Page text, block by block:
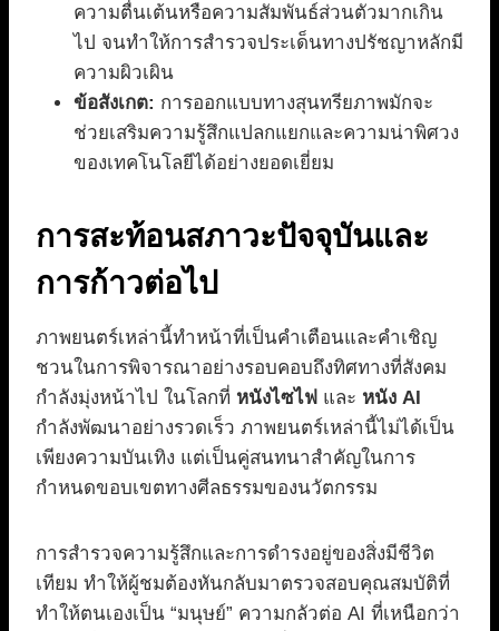
ความตื่นเต้นหรือความสัมพันธ์ส่วนตัวมากเกิน
ไป จนทำให้การสำรวจประเด็นทางปรัชญาหลักมี
ความผิวเผิน
ข้อสังเกต: การออกแบบทางสุนทรียภาพมักจะ
ช่วยเสริมความรู้สึกแปลกแยกและความน่าพิศวง
ของเทคโนโลยีได้อย่างยอดเยี่ยม
การสะท้อนสภาวะปัจจุบันและ
การก้าวต่อไป
ภาพยนตร์เหล่านี้ทำหน้าที่เป็นคำเตือนและคำเชิญ
ชวนในการพิจารณาอย่างรอบคอบถึงทิศทางที่สังคม
กำลังมุ่งหน้าไป ในโลกที่ หนังไซไฟ และ หนัง AI
กำลังพัฒนาอย่างรวดเร็ว ภาพยนตร์เหล่านี้ไม่ได้เป็น
เพียงความบันเทิง แต่เป็นคู่สนทนาสำคัญในการ
กำหนดขอบเขตทางศีลธรรมของนวัตกรรม
การสำรวจความรู้สึกและการดำรงอยู่ของสิ่งมีชีวิต
เทียม ทำให้ผู้ชมต้องหันกลับมาตรวจสอบคุณสมบัติที่
ทำให้ตนเองเป็น “มนุษย์” ความกลัวต่อ AI ที่เหนือกว่า